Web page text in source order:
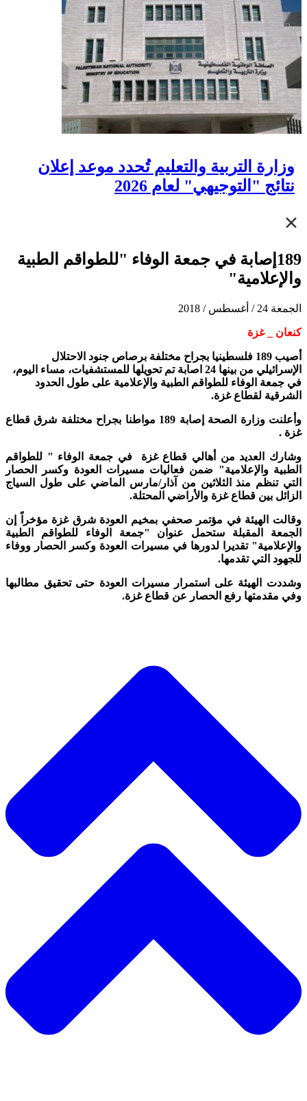
وزارة التربية والتعليم تُحدد موعد إعلان
نتائج "التوجيهي" لعام 2026
189إصابة في جمعة الوفاء "للطواقم الطبية
والإعلامية"
الجمعة 24 / أغسطس / 2018
كنعان _ غزة
أصيب 189 فلسطينيا بجراح مختلفة برصاص جنود الاحتلال
الإسرائيلي من بينها 24 اصابة تم تحويلها للمستشفيات، مساء اليوم،
في جمعة الوفاء للطواقم الطبية والإعلامية على طول الحدود
الشرقية لقطاع غزة.
وأعلنت وزارة الصحة إصابة 189 مواطنا بجراح مختلفة شرق قطاع
غزة .
وشارك العديد من أهالي قطاع غزة في جمعة الوفاء " للطواقم
الطبية والإعلامية" ضمن فعاليات مسيرات العودة وكسر الحصار
التي تنظم منذ الثلاثين من آذار/مارس الماضي على طول السياج
الزائل بين قطاع غزة والأراضي المحتلة.
وقالت الهيئة في مؤتمر صحفي بمخيم العودة شرق غزة مؤخراً إن
الجمعة المقبلة ستحمل عنوان "جمعة الوفاء للطواقم الطبية
والإعلامية" تقديرا لدورها في مسيرات العودة وكسر الحصار ووفاء
للجهود التي تقدمها.
وشددت الهيئة على استمرار مسيرات العودة حتى تحقيق مطالبها
وفي مقدمتها رفع الحصار عن قطاع غزة.